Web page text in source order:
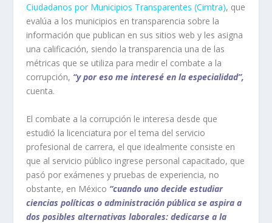
Ciudadanos por Municipios Transparentes (Cimtra), que
evalúa a los municipios en transparencia sobre la
información que publican en sus sitios web y les asigna
una calificación, siendo la transparencia una de las
métricas que se utiliza para medir el combate a la
corrupción, “y por eso me interesé en la especialidad”,
cuenta.
El combate a la corrupción le interesa desde que
estudió la licenciatura por el tema del servicio
profesional de carrera, el que idealmente consiste en
que al servicio público ingrese personal capacitado, que
pasó por exámenes y pruebas de experiencia, no
obstante, en México “cuando uno decide estudiar
ciencias políticas o administración pública se aspira a
dos posibles alternativas laborales: dedicarse a la